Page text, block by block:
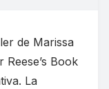
de Marissa
Book
La